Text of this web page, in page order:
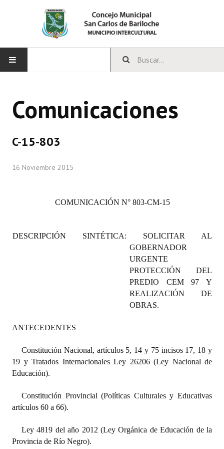
CONCEJO
Programas
Digesto
DOCUMENTOS
Informes de Gestión
Comunicaciones
C-15-803
16 Noviembre 2015
COMUNICACIÓN N° 803-CM-15
DESCRIPCIÓN SINTÉTICA: SOLICITAR AL
GOBERNADOR
URGENTE
PROTECCIÓN DEL
PREDIO CEM 97 Y
REALIZACIÓN DE
OBRAS.
ANTECEDENTES
Constitución Nacional, artículos 5, 14 y 75 incisos 17, 18 y
19 y Tratados Internacionales Ley 26206 (Ley Nacional de
Educación).
Constitución Provincial (Políticas Culturales y Educativas
artículos 60 a 66).
Ley 4819 del año 2012 (Ley Orgánica de Educación de la
Provincia de Río Negro).